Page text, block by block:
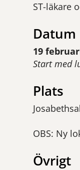
ST-läkare
Datum
19
Start med
Plats
OBS: Ny
Övrigt